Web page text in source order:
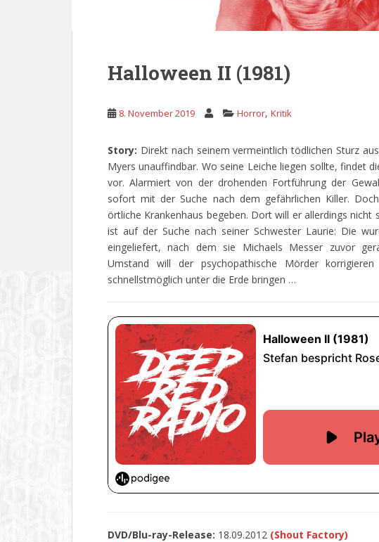
Halloween II (1981)
8. November 2019 Horror, Kritik
Story: Direkt nach seinem vermeintlich tödlichen Sturz
Myers unauffindbar. Wo seine Leiche liegen sollte, findet
vor. Alarmiert von der drohenden Fortführung der
sofort mit der Suche nach dem gefährlichen Killer.
örtliche Krankenhaus begeben. Dort will er allerdings nicht
ist auf der Suche nach seiner Schwester Laurie: Die
eingeliefert, nach dem sie Michaels Messer zuvor
Umstand will der psychopathische Mörder
schnellstmöglich unter die Erde bringen …
DVD/Blu-ray-Release: 18.09.2012 (Shout Factory)